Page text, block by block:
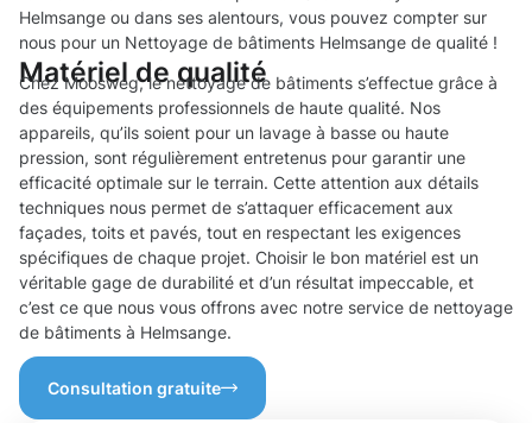
Helmsange ou dans ses alentours, vous pouvez compter sur
nous pour un Nettoyage de bâtiments Helmsange de qualité !
Matériel de qualité
Chez Moosweg, le nettoyage de bâtiments s’effectue grâce à
des équipements professionnels de haute qualité. Nos
appareils, qu’ils soient pour un lavage à basse ou haute
pression, sont régulièrement entretenus pour garantir une
efficacité optimale sur le terrain. Cette attention aux détails
techniques nous permet de s’attaquer efficacement aux
façades, toits et pavés, tout en respectant les exigences
spécifiques de chaque projet. Choisir le bon matériel est un
véritable gage de durabilité et d’un résultat impeccable, et
c’est ce que nous vous offrons avec notre service de nettoyage
de bâtiments à Helmsange.
Consultation gratuite